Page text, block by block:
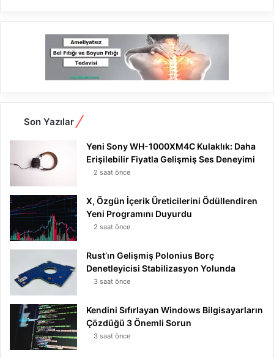
Son Yazılar
Yeni Sony WH-1000XM4C Kulaklık: Daha
Erişilebilir Fiyatla Gelişmiş Ses Deneyimi
2 saat önce
X, Özgün İçerik Üreticilerini Ödüllendiren
Yeni Programını Duyurdu
2 saat önce
Rust’ın Gelişmiş Polonius Borç
Denetleyicisi Stabilizasyon Yolunda
3 saat önce
Kendini Sıfırlayan Windows Bilgisayarların
Çözdüğü 3 Önemli Sorun
3 saat önce